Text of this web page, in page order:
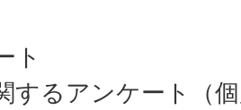
ト
するアンケート（